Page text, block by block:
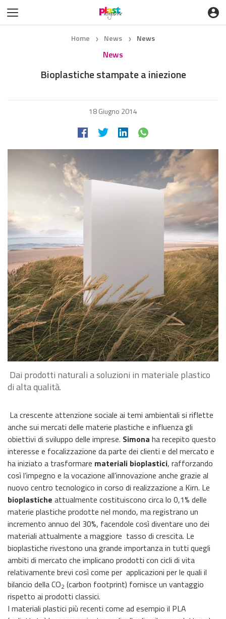
Home ❯ News ❯ News
News
Bioplastiche stampate a iniezione
18 Giugno 2014
Dai prodotti naturali a soluzioni in materiale plastico
di alta qualità.
La crescente attenzione sociale ai temi ambientali si riflette
anche sui mercati delle materie plastiche e influenza gli
obiettivi di sviluppo delle imprese. Simona ha recepito questo
interesse e focalizzazione da parte dei clienti e del mercato e
ha iniziato a trasformare materiali bioplastici, rafforzando
così l’impegno e la vocazione all’innovazione anche grazie al
nuovo centro tecnologico in corso di realizzazione a Kirn. Le
bioplastiche attualmente costituiscono circa lo 0,1% delle
materie plastiche prodotte nel mondo, ma registrano un
incremento annuo del 30%, facendole così diventare uno dei
materiali attualmente a maggiore tasso di crescita. Le
bioplastiche rivestono una grande importanza in tutti quegli
ambiti di mercato che implicano prodotti con cicli di vita
relativamente brevi così come per applicazioni per le quali il
bilancio della CO2 (carbon footprint) fornisce un vantaggio
rispetto ai prodotti classici.
I materiali plastici più recenti come ad esempio il PLA